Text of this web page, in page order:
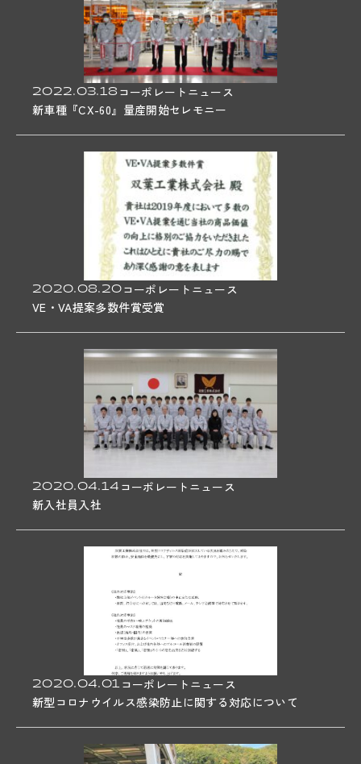
2022.03.18 コーポレートニュース
新車種『CX-60』量産開始セレモニー
2020.08.20コーポレートニュース
VE・VA提案多数件賞受賞
2020.04.14 コーポレートニュース
新入社員入社
2020.04.01コーポレートニュース
新型コロナウイルス感染防止に関する対応について